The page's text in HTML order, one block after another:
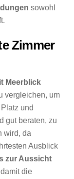
sowohl
Zimmer
Meerblick
vergleichen, um
und
gut beraten, zu
wird, da
Ausblick
zur Aussicht
die